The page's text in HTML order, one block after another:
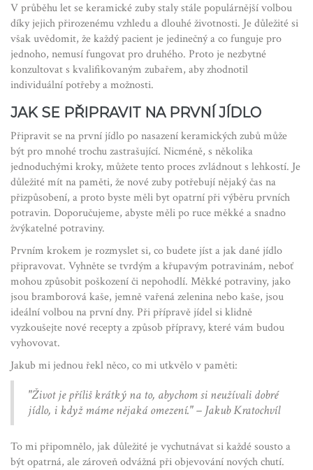
V průběhu let se keramické zuby staly stále populárnější volbou
díky jejich přirozenému vzhledu a dlouhé životnosti. Je důležité si
však uvědomit, že každý pacient je jedinečný a co funguje pro
jednoho, nemusí fungovat pro druhého. Proto je nezbytné
konzultovat s kvalifikovaným zubařem, aby zhodnotil
individuální potřeby a možnosti.
JAK SE PŘIPRAVIT NA PRVNÍ JÍDLO
Připravit se na první jídlo po nasazení keramických zubů může
být pro mnohé trochu zastrašující. Nicméně, s několika
jednoduchými kroky, můžete tento proces zvládnout s lehkostí. Je
důležité mít na paměti, že nové zuby potřebují nějaký čas na
přizpůsobení, a proto byste měli byt opatrní při výběru prvních
potravin. Doporučujeme, abyste měli po ruce měkké a snadno
žvýkatelné potraviny.
Prvním krokem je rozmyslet si, co budete jíst a jak dané jídlo
připravovat. Vyhněte se tvrdým a křupavým potravinám, neboť
mohou způsobit poškození či nepohodlí. Měkké potraviny, jako
jsou bramborová kaše, jemně vařená zelenina nebo kaše, jsou
ideální volbou na první dny. Při přípravě jídel si klidně
vyzkoušejte nové recepty a způsob přípravy, které vám budou
vyhovovat.
Jakub mi jednou řekl něco, co mi utkvělo v paměti:
"Život je příliš krátký na to, abychom si neužívali dobré
jídlo, i když máme nějaká omezení." – Jakub Kratochvíl
To mi připomnělo, jak důležité je vychutnávat si každé sousto a
být opatrná, ale zároveň odvážná při objevování nových chutí.